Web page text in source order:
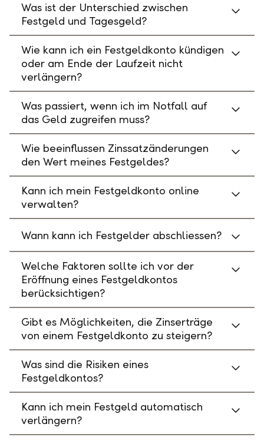
Was ist der Unterschied zwischen
Festgeld und Tagesgeld?
Wie kann ich ein Festgeldkonto kündigen
oder am Ende der Laufzeit nicht
verlängern?
Was passiert, wenn ich im Notfall auf
das Geld zugreifen muss?
Wie beeinflussen Zinssatzänderungen
den Wert meines Festgeldes?
Kann ich mein Festgeldkonto online
verwalten?
Wann kann ich Festgelder abschliessen?
Welche Faktoren sollte ich vor der
Eröffnung eines Festgeldkontos
berücksichtigen?
Gibt es Möglichkeiten, die Zinserträge
von einem Festgeldkonto zu steigern?
Was sind die Risiken eines
Festgeldkontos?
Kann ich mein Festgeld automatisch
verlängern?